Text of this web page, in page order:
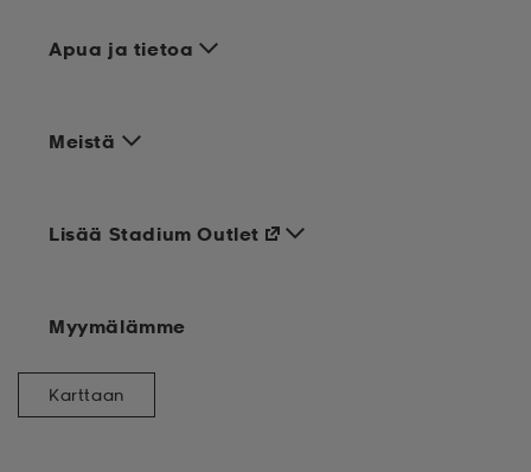
Apua ja tietoa
Meistä
Lisää Stadium Outlet
Myymälämme
Karttaan